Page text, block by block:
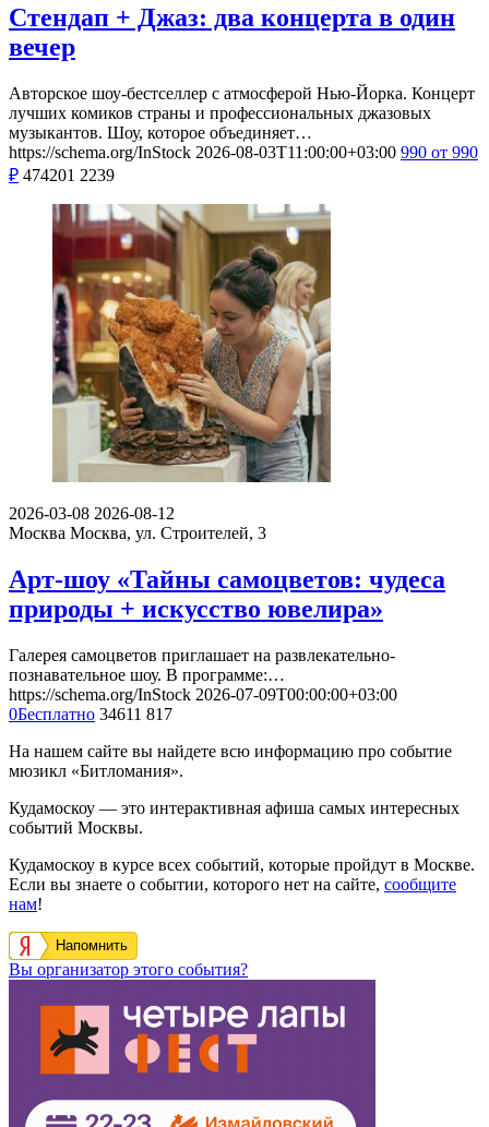
Стендап + Джаз: два концерта в один
вечер
Авторское шоу-бестселлер с атмосферой Нью-Йорка. Концерт
лучших комиков страны и профессиональных джазовых
музыкантов. Шоу, которое объединяет…
https://schema.org/InStock 2026-08-03T11:00:00+03:00 990 от 990
₽ 474201 2239
2026-03-08 2026-08-12
Москва Москва, ул. Строителей, 3
Арт-шоу «Тайны самоцветов: чудеса
природы + искусство ювелира»
Галерея самоцветов приглашает на развлекательно-
познавательное шоу. В программе:…
https://schema.org/InStock 2026-07-09T00:00:00+03:00
0Бесплатно 34611 817
На нашем сайте вы найдете всю информацию про событие
мюзикл «Битломания».
Кудамоскоу — это интерактивная афиша самых интересных
событий Москвы.
Кудамоскоу в курсе всех событий, которые пройдут в Москве.
Если вы знаете о событии, которого нет на сайте, сообщите
нам!
Напомнить
Вы организатор этого события?